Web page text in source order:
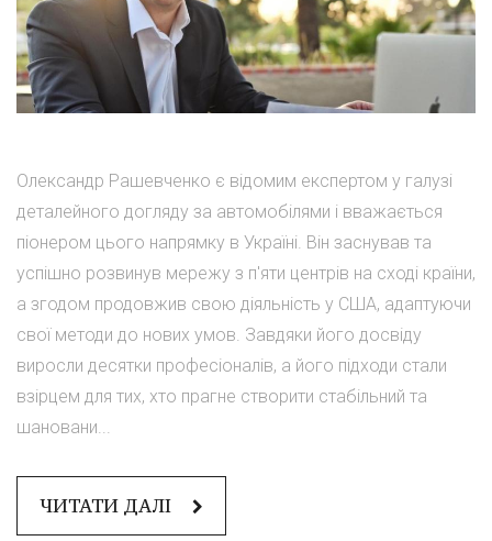
Олександр Рашевченко є відомим експертом у галузі
деталейного догляду за автомобілями і вважається
піонером цього напрямку в Україні. Він заснував та
успішно розвинув мережу з п'яти центрів на сході країни,
а згодом продовжив свою діяльність у США, адаптуючи
свої методи до нових умов. Завдяки його досвіду
виросли десятки професіоналів, а його підходи стали
взірцем для тих, хто прагне створити стабільний та
шановани...
ЧИТАТИ ДАЛІ